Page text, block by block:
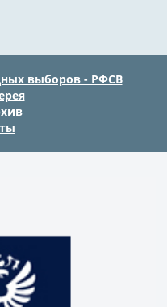
выборов - РФСВ